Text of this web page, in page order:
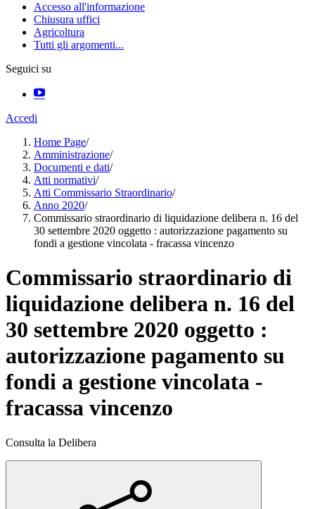
Accesso all'informazione
Chiusura uffici
Agricoltura
Tutti gli argomenti...
Seguici su
Accedi
Home Page/
Amministrazione/
Documenti e dati/
Atti normativi/
Atti Commissario Straordinario/
Anno 2020/
Commissario straordinario di liquidazione delibera n. 16 del
30 settembre 2020 oggetto : autorizzazione pagamento su
fondi a gestione vincolata - fracassa vincenzo
Commissario straordinario di
liquidazione delibera n. 16 del
30 settembre 2020 oggetto :
autorizzazione pagamento su
fondi a gestione vincolata -
fracassa vincenzo
Consulta la Delibera